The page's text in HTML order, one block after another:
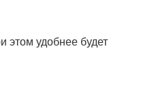
этом удобнее будет